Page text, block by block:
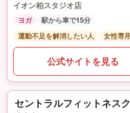
イオン柏スタジオ店
ヨガ
駅から車で15分
運動不足を解消したい人
女性専
公式サイトを見る
セントラルフィットネス